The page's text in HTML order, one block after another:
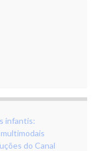
infantis:
do Canal